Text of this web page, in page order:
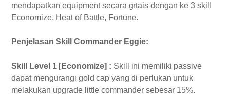
mendapatkan equipment secara grtais dengan ke 3 skill
Economize, Heat of Battle, Fortune.
Penjelasan Skill Commander Eggie:
Skill Level 1 [Economize] : Skill ini memiliki passive
dapat mengurangi gold cap yang di perlukan untuk
melakukan upgrade little commander sebesar 15%.